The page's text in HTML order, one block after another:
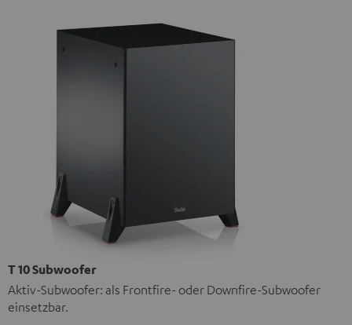
T 10 Subwoofer
Aktiv-Subwoofer: als Frontfire- oder Downfire-Subwoofer
einsetzbar.